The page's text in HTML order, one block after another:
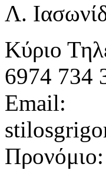
Λ.
Κύριο
6974 734
Email:
Προνόμιο: